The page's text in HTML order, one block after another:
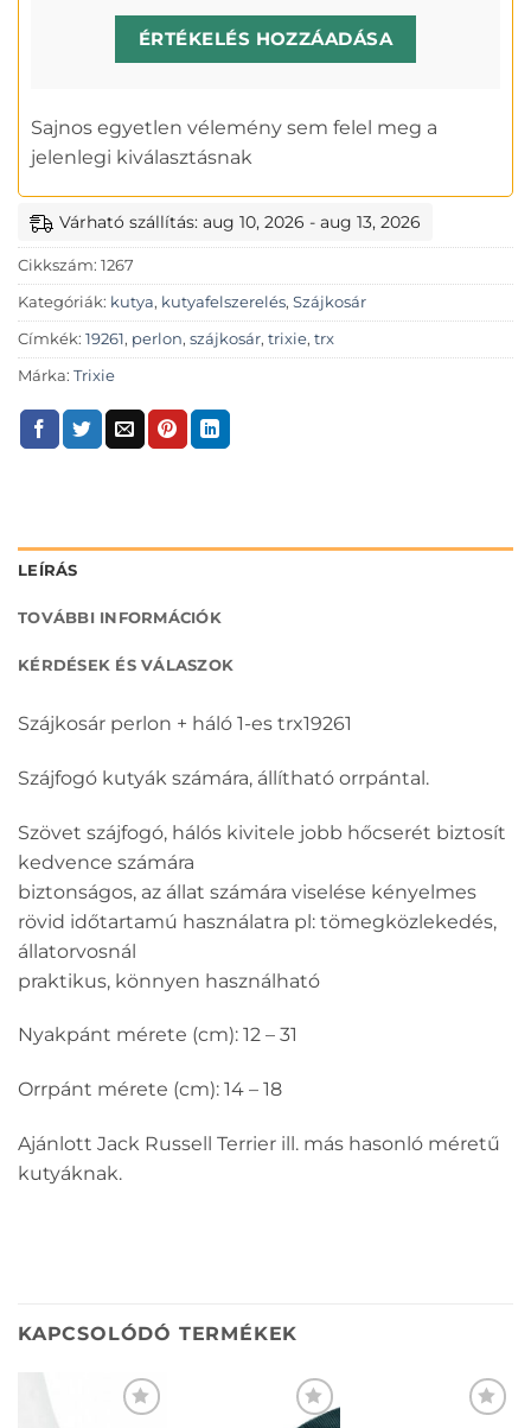
ÉRTÉKELÉS HOZZÁADÁSA
Sajnos egyetlen vélemény sem felel meg a
jelenlegi kiválasztásnak
Várható szállítás: aug 10, 2026 - aug 13, 2026
Cikkszám: 1267
Kategóriák: kutya, kutyafelszerelés, Szájkosár
Címkék: 19261, perlon, szájkosár, trixie, trx
Márka: Trixie
LEÍRÁS
TOVÁBBI INFORMÁCIÓK
KÉRDÉSEK ÉS VÁLASZOK
Szájkosár perlon + háló 1-es trx19261
Szájfogó kutyák számára, állítható orrpántal.
Szövet szájfogó, hálós kivitele jobb hőcserét biztosít
kedvence számára
biztonságos, az állat számára viselése kényelmes
rövid időtartamú használatra pl: tömegközlekedés,
állatorvosnál
praktikus, könnyen használható
Nyakpánt mérete (cm): 12 – 31
Orrpánt mérete (cm): 14 – 18
Ajánlott Jack Russell Terrier ill. más hasonló méretű
kutyáknak.
KAPCSOLÓDÓ TERMÉKEK